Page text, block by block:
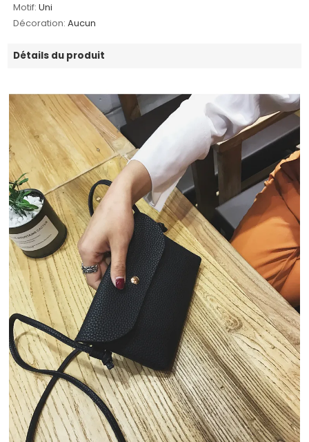
Motif: Uni
Décoration: Aucun
Détails du produit